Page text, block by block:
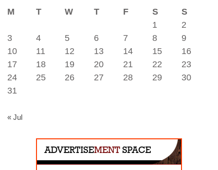
M
T W T F S
S
1
2
3
4 5 6 7 8
9
10
11 12 13 14 15
16
17
18 19 20 21 22
23
24
25 26 27 28 29
30
31
« Jul